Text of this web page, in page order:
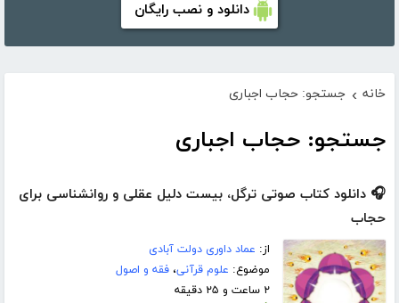
دانلود و نصب رایگان
خانه › جستجو: حجاب اجباری
جستجو: حجاب اجباری
🎧 دانلود کتاب صوتی ترگل، بیست دلیل عقلی و روانشناسی برای
حجاب
از: عماد داوری دولت آبادی
موضوع: علوم قرآنی،فقه و اصول
۲ ساعت و ۲۵ دقیقه